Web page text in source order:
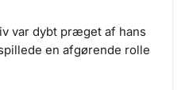
var dybt præget af hans
en afgørende rolle